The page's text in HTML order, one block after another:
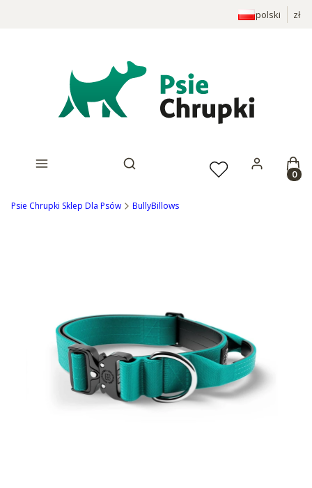
polski zł
Otwórz wyszukiwarkę
Psie Chrupki Sklep Dla Psów BullyBillows